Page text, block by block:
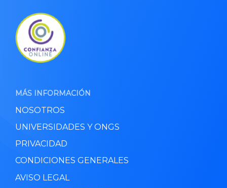
MÁS INFORMACIÓN
NOSOTROS
UNIVERSIDADES Y ONGS
PRIVACIDAD
CONDICIONES GENERALES
AVISO LEGAL